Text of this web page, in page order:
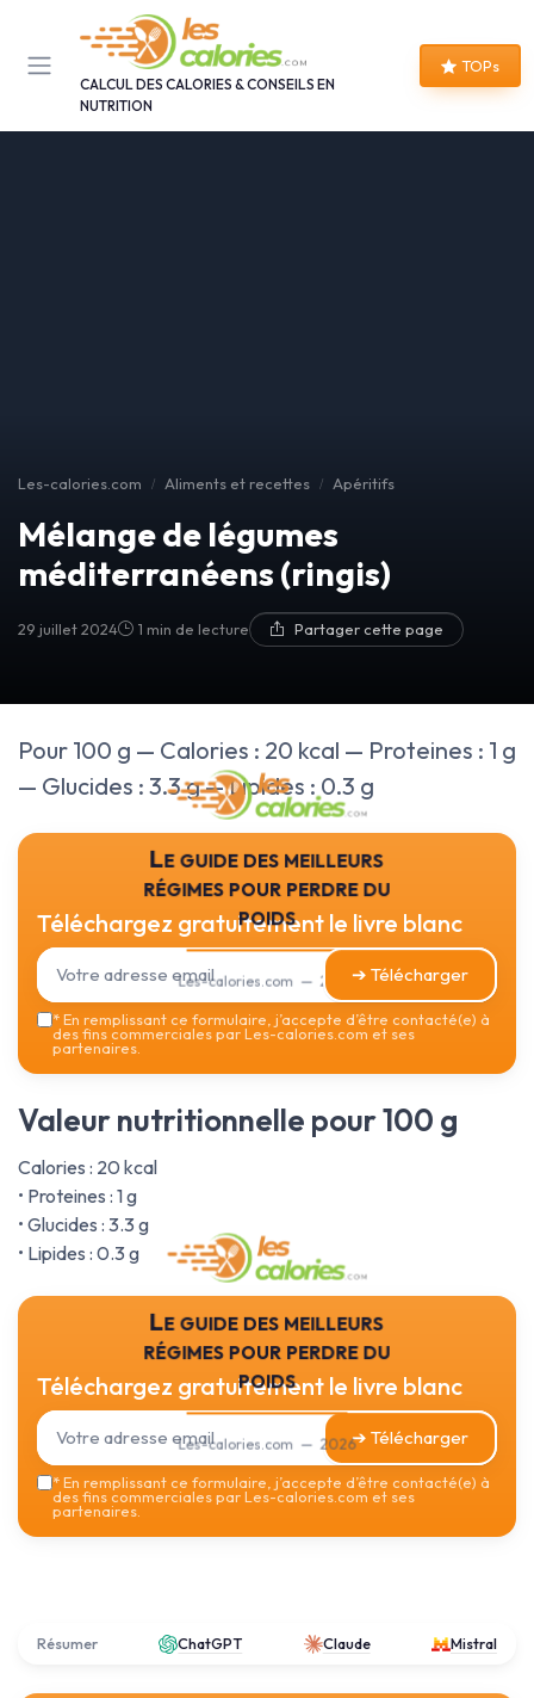
CALCUL DES CALORIES & CONSEILS EN
NUTRITION
TOPs
Les-calories.com Aliments et recettes Apéritifs
Mélange de légumes
méditerranéens (ringis)
29 juillet 2024 1 min de lecture Partager cette page
Pour 100 g — Calories : 20 kcal — Proteines : 1 g
— Glucides : 3.3 g — Lipides : 0.3 g
Le guide des meilleurs
régimes pour perdre du
poids
Les-calories.com — 2026
Téléchargez gratuitement le livre blanc
➔ Télécharger
*En remplissant ce formulaire, j’accepte d’être contacté(e) à
des fins commerciales par Les-calories.com et ses
partenaires.
Valeur nutritionnelle pour 100 g
Calories : 20 kcal
• Proteines : 1 g
• Glucides : 3.3 g
• Lipides : 0.3 g
Le guide des meilleurs
régimes pour perdre du
poids
Les-calories.com — 2026
Téléchargez gratuitement le livre blanc
➔ Télécharger
*En remplissant ce formulaire, j’accepte d’être contacté(e) à
des fins commerciales par Les-calories.com et ses
partenaires.
Résumer ChatGPT Claude Mistral
Panneau de gestion des cookies